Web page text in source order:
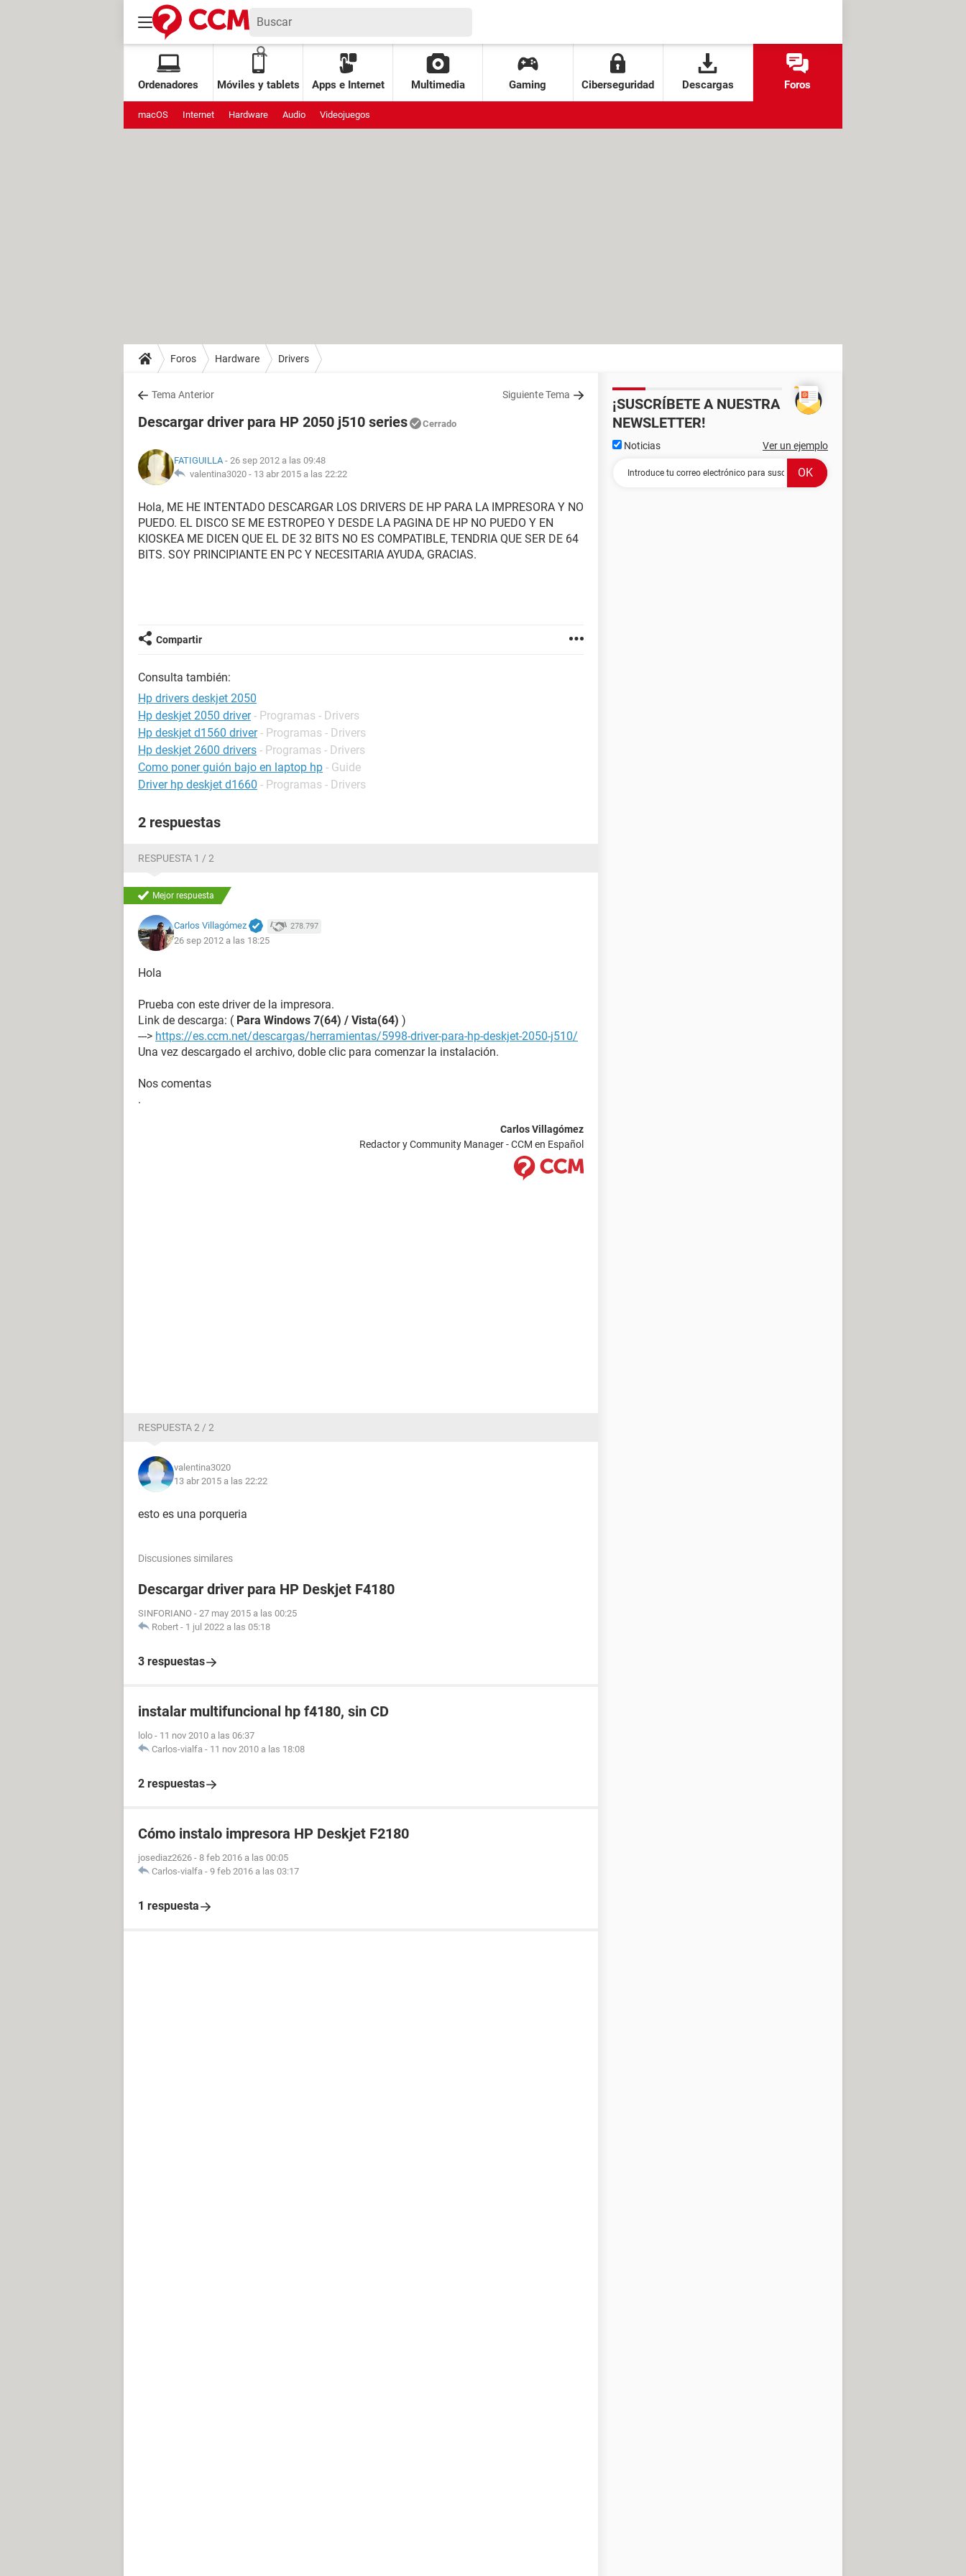
Ordenadores Móviles y tablets Apps e Internet Multimedia Gaming Ciberseguridad Descargas Foros
macOS Internet Hardware Audio Videojuegos
Foros Hardware Drivers
Tema Anterior Siguiente Tema
Descargar driver para HP 2050 j510 series Cerrado
FATIGUILLA- 26 sep 2012 a las 09:48
valentina3020 - 13 abr 2015 a las 22:22
Hola, ME HE INTENTADO DESCARGAR LOS DRIVERS DE HP PARA LA IMPRESORA Y NO
PUEDO. EL DISCO SE ME ESTROPEO Y DESDE LA PAGINA DE HP NO PUEDO Y EN
KIOSKEA ME DICEN QUE EL DE 32 BITS NO ES COMPATIBLE, TENDRIA QUE SER DE 64
BITS. SOY PRINCIPIANTE EN PC Y NECESITARIA AYUDA, GRACIAS.
Compartir
Consulta también:
Hp drivers deskjet 2050
Hp deskjet 2050 driver - Programas - Drivers
Hp deskjet d1560 driver - Programas - Drivers
Hp deskjet 2600 drivers - Programas - Drivers
Como poner guión bajo en laptop hp - Guide
Driver hp deskjet d1660 - Programas - Drivers
2 respuestas
RESPUESTA 1 / 2
Mejor respuesta
Carlos Villagómez 278.797
26 sep 2012 a las 18:25
Hola
Prueba con este driver de la impresora.
Link de descarga: ( Para Windows 7(64) / Vista(64) )
---> https://es.ccm.net/descargas/herramientas/5998-driver-para-hp-deskjet-2050-j510/
Una vez descargado el archivo, doble clic para comenzar la instalación.
Nos comentas
.
Carlos Villagómez
Redactor y Community Manager - CCM en Español
RESPUESTA 2 / 2
valentina3020
13 abr 2015 a las 22:22
esto es una porqueria
Discusiones similares
Descargar driver para HP Deskjet F4180
SINFORIANO - 27 may 2015 a las 00:25
Robert - 1 jul 2022 a las 05:18
3 respuestas
instalar multifuncional hp f4180, sin CD
lolo - 11 nov 2010 a las 06:37
Carlos-vialfa - 11 nov 2010 a las 18:08
2 respuestas
Cómo instalo impresora HP Deskjet F2180
josediaz2626 - 8 feb 2016 a las 00:05
Carlos-vialfa - 9 feb 2016 a las 03:17
1 respuesta
¡SUSCRÍBETE A NUESTRA
NEWSLETTER!
Noticias Ver un ejemplo